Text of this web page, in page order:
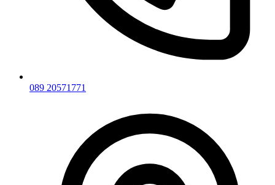
089 20571771